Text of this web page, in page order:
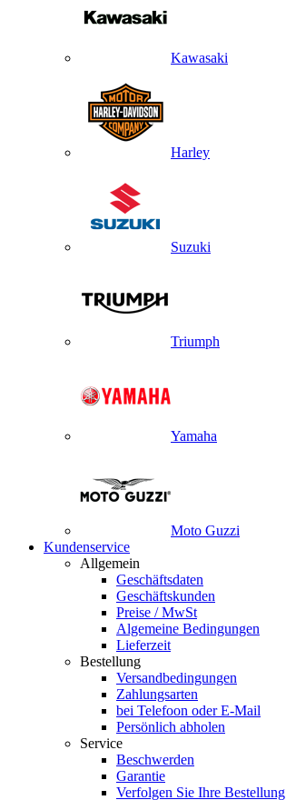
Kawasaki
Harley
Suzuki
Triumph
Yamaha
Moto Guzzi
Kundenservice
Allgemein
Geschäftsdaten
Geschäftskunden
Preise / MwSt
Algemeine Bedingungen
Lieferzeit
Bestellung
Versandbedingungen
Zahlungsarten
bei Telefoon oder E-Mail
Persönlich abholen
Service
Beschwerden
Garantie
Verfolgen Sie Ihre Bestellung